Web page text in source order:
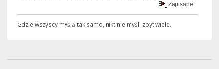
Zapisane
Gdzie wszyscy myślą tak samo, nikt nie myśli zbyt wiele.